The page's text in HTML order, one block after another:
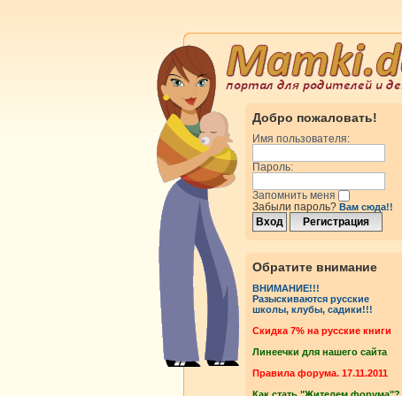
Добро пожаловать!
Имя пользователя:
Пароль:
Запомнить меня
Забыли пароль? Вам сюда!!
Обратите внимание
ВНИМАНИЕ!!!
Разыскиваются русские
школы, клубы, садики!!!
Cкидка 7% на русские книги
Линеечки для нашего сайта
Правила форума. 17.11.2011